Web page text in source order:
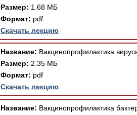
Размер: 1.68 МБ
Формат: pdf
Скачать лекцию
Название: Вакцинопрофилактика
Размер: 2.35 МБ
Формат: pdf
Скачать лекцию
Название: Вакцинопрофилактика